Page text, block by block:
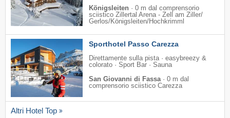
Königsleiten · 0 m dal comprensorio
sciistico Zillertal Arena - Zell am Ziller/​
Gerlos/​Königsleiten/​Hochkrimml
Sporthotel Passo Carezza
Direttamente sulla pista · easybreezy &
colorato · Sport Bar · Sauna
San Giovanni di Fassa· 0 m dal
comprensorio sciistico Carezza
Altri Hotel Top